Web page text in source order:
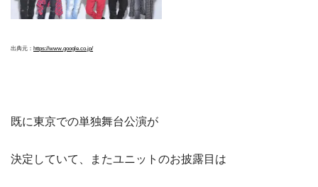
出典元： https://www.google.co.jp/
既に東京での単独舞台公演が
決定していて、またユニットのお披露目は